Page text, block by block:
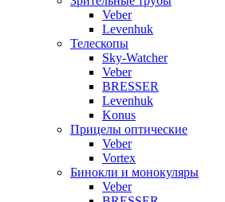
Veber
Levenhuk
Телескопы
Sky-Watcher
Veber
BRESSER
Levenhuk
Konus
Прицелы оптические
Veber
Vortex
Бинокли и монокуляры
Veber